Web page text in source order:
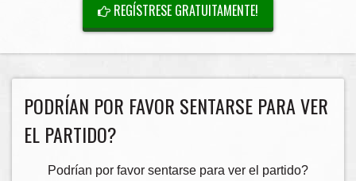
REGÍSTRESE GRATUITAMENTE!
PODRÍAN POR FAVOR SENTARSE PARA VER
EL PARTIDO?
Podrían por favor sentarse para ver el partido?